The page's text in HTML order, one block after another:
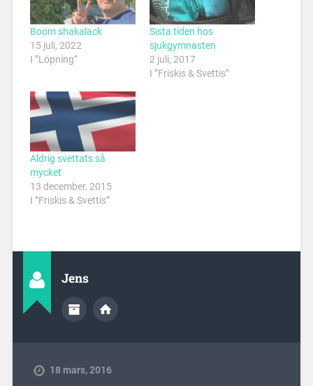
Boom shakalack
15 juli, 2022
I ”Löpning”
Sista tiden hos
sjukgymnasten
2 juli, 2017
I ”Friskis & Svettis”
Aldrig svettats så
mycket
13 december, 2015
I ”Friskis & Svettis”
Jens
18 mars, 2016